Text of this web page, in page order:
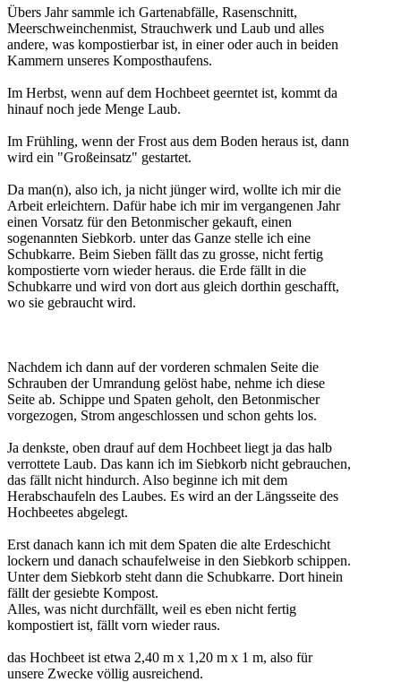
Übers Jahr sammle ich Gartenabfälle, Rasenschnitt,
Meerschweinchenmist, Strauchwerk und Laub und alles
andere, was kompostierbar ist, in einer oder auch in beiden
Kammern unseres Komposthaufens.
Im Herbst, wenn auf dem Hochbeet geerntet ist, kommt da
hinauf noch jede Menge Laub.
Im Frühling, wenn der Frost aus dem Boden heraus ist, dann
wird ein "Großeinsatz" gestartet.
Da man(n), also ich, ja nicht jünger wird, wollte ich mir die
Arbeit erleichtern. Dafür habe ich mir im vergangenen Jahr
einen Vorsatz für den Betonmischer gekauft, einen
sogenannten Siebkorb. unter das Ganze stelle ich eine
Schubkarre. Beim Sieben fällt das zu grosse, nicht fertig
kompostierte vorn wieder heraus. die Erde fällt in die
Schubkarre und wird von dort aus gleich dorthin geschafft,
wo sie gebraucht wird.
Nachdem ich dann auf der vorderen schmalen Seite die
Schrauben der Umrandung gelöst habe, nehme ich diese
Seite ab. Schippe und Spaten geholt, den Betonmischer
vorgezogen, Strom angeschlossen und schon gehts los.
Ja denkste, oben drauf auf dem Hochbeet liegt ja das halb
verrottete Laub. Das kann ich im Siebkorb nicht gebrauchen,
das fällt nicht hindurch. Also beginne ich mit dem
Herabschaufeln des Laubes. Es wird an der Längsseite des
Hochbeetes abgelegt.
Erst danach kann ich mit dem Spaten die alte Erdeschicht
lockern und danach schaufelweise in den Siebkorb schippen.
Unter dem Siebkorb steht dann die Schubkarre. Dort hinein
fällt der gesiebte Kompost.
Alles, was nicht durchfällt, weil es eben nicht fertig
kompostiert ist, fällt vorn wieder raus.
das Hochbeet ist etwa 2,40 m x 1,20 m x 1 m, also für
unsere Zwecke völlig ausreichend.